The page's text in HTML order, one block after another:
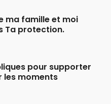
ma famille et moi
Ta protection.
pour supporter
les moments